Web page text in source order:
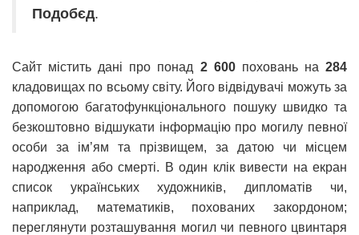
Подобєд.
Сайт містить дані про понад 2 600поховань на284
кладовищах по всьому світу. Його відвідувачі можуть за
допомогою багатофункціонального пошуку швидко та
безкоштовно відшукати інформацію про могилу певної
особи за ім’ям та прізвищем, за датою чи місцем
народження або смерті. В один клік вивести на екран
список українських художників, дипломатів чи,
наприклад, математиків, похованих закордоном;
переглянути розташування могил чи певного цвинтаря